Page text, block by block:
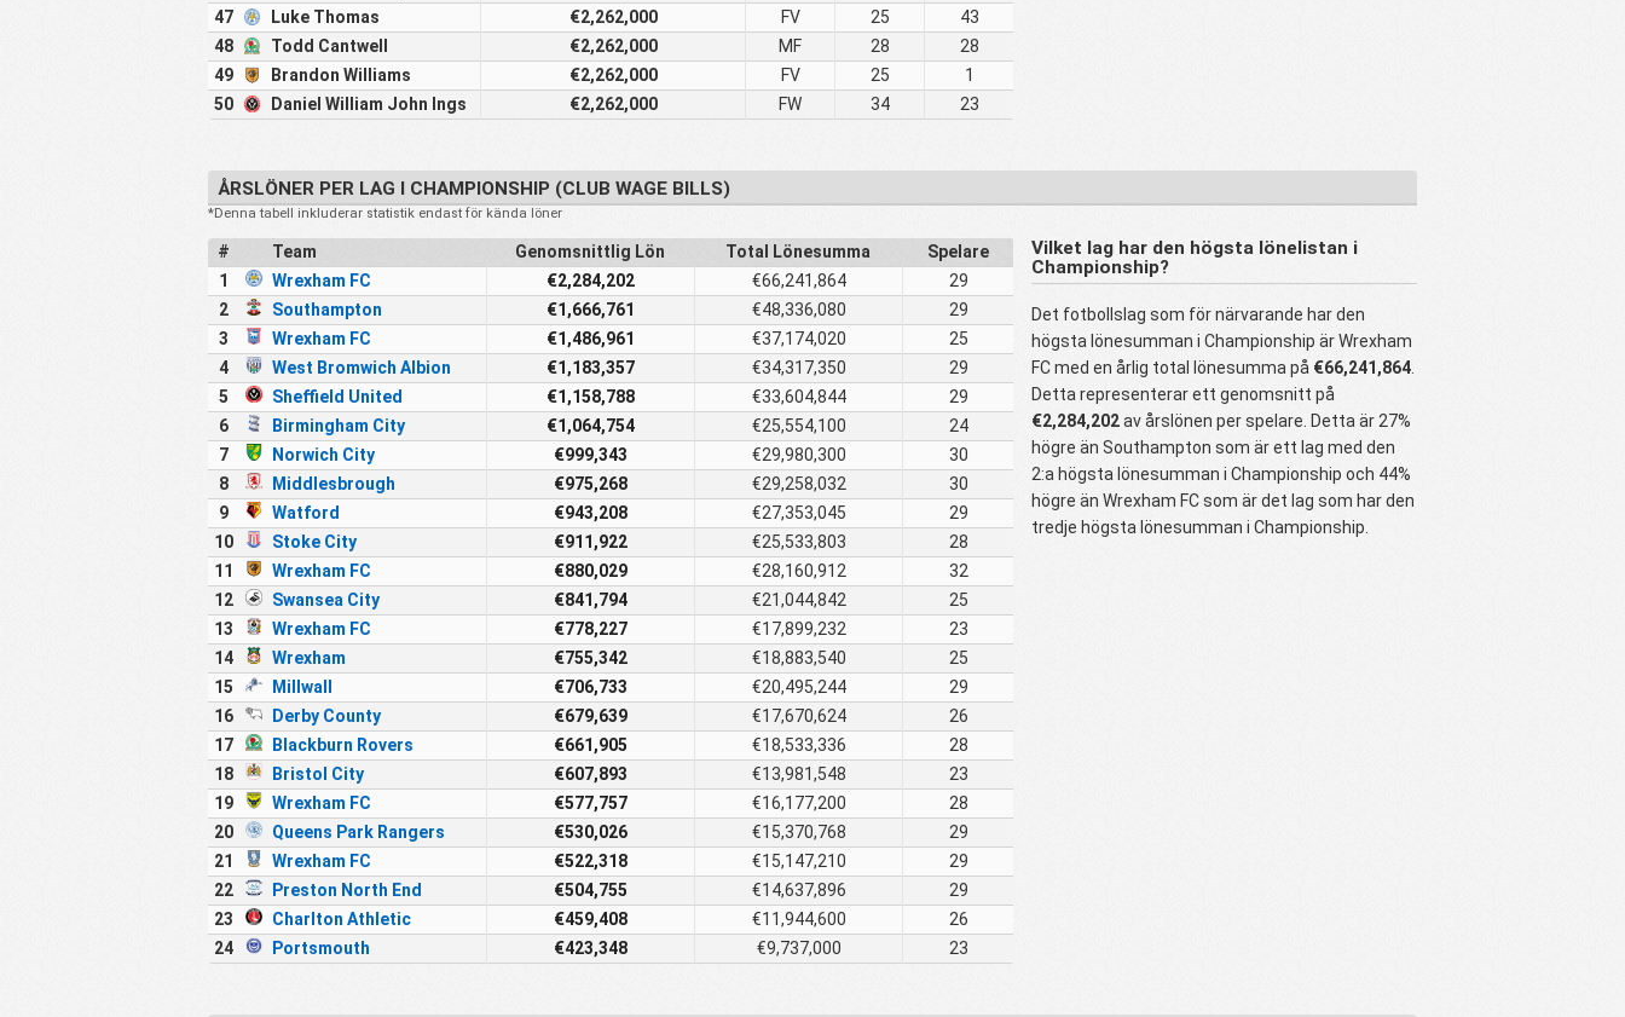
47
Luke Thomas €2,262,000 FV 25
43
48
Todd Cantwell €2,262,000 MF 28
28
49
Brandon Williams €2,262,000 FV 25
1
50
Daniel William John Ings €2,262,000 FW 34 23
ÅRSLÖNER PER LAG I CHAMPIONSHIP (CLUB WAGE BILLS)
*Denna tabell inkluderar statistik endast för kända löner
# Team Genomsnittlig Lön Total Lönesumma
Spelare
1
Wrexham FC €2,284,202 €66,241,864
29
2
Southampton €1,666,761 €48,336,080
29
3
Wrexham FC €1,486,961 €37,174,020
25
4
West Bromwich Albion €1,183,357 €34,317,350
29
5
Sheffield United €1,158,788 €33,604,844
29
6
Birmingham City €1,064,754 €25,554,100
24
7
Norwich City €999,343 €29,980,300
30
8
Middlesbrough €975,268 €29,258,032
30
9
Watford €943,208 €27,353,045
29
10
Stoke City €911,922 €25,533,803
28
11
Wrexham FC €880,029 €28,160,912
32
12
Swansea City €841,794 €21,044,842
25
13
Wrexham FC €778,227 €17,899,232
23
14
Wrexham €755,342 €18,883,540
25
15
Millwall €706,733 €20,495,244
29
16
Derby County €679,639 €17,670,624
26
17
Blackburn Rovers €661,905 €18,533,336
28
18
Bristol City €607,893 €13,981,548
23
19
Wrexham FC €577,757 €16,177,200
28
20
Queens Park Rangers €530,026 €15,370,768
29
21
Wrexham FC €522,318 €15,147,210
29
22
Preston North End €504,755 €14,637,896
29
23
Charlton Athletic €459,408 €11,944,600
26
24
Portsmouth €423,348 €9,737,000 23
Vilket lag har den högsta lönelistan i
Championship?
Det fotbollslag som för närvarande har den
högsta lönesumman i Championship är Wrexham
FC med en årlig total lönesumma på €66,241,864.
Detta representerar ett genomsnitt på
€2,284,202av årslönen per spelare. Detta är 27%
högre än Southampton som är ett lag med den
2:a högsta lönesumman i Championship och 44%
högre än Wrexham FC som är det lag som har den
tredje högsta lönesumman i Championship.